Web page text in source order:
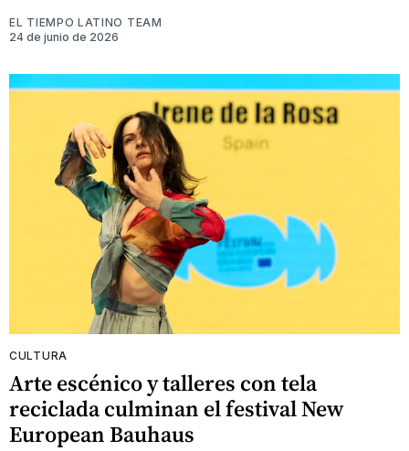
EL TIEMPO LATINO TEAM
24 de junio de 2026
CULTURA
Arte escénico y talleres con tela
reciclada culminan el festival New
European Bauhaus